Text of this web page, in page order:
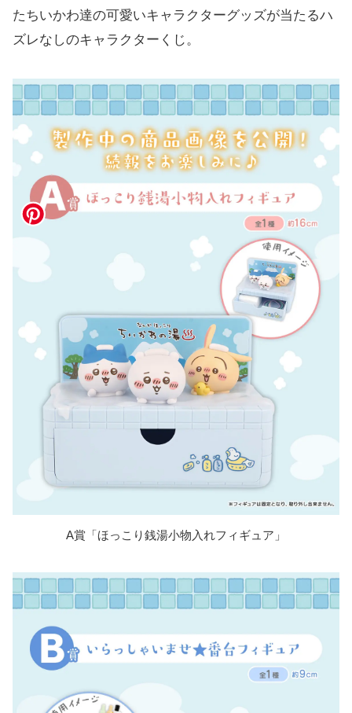
たちいかわ達の可愛いキャラクターグッズが当たるハ
ズレなしのキャラクターくじ。
A賞「ほっこり銭湯小物入れフィギュア」